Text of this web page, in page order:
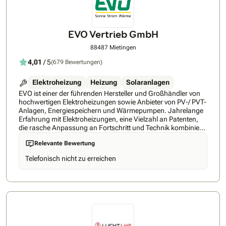
EVO Vertrieb GmbH
88487 Mietingen
4,01 / 5(679 Bewertungen)
Elektroheizung Heizung
Solaranlagen
EVO ist einer der führenden Hersteller und Großhändler von
hochwertigen Elektroheizungen sowie Anbieter von PV-/ PVT-
Anlagen, Energiespeichern und Wärmepumpen. Jahrelange
Erfahrung mit Elektroheizungen, eine Vielzahl an Patenten,
die rasche Anpassung an Fortschritt und Technik kombiniert
mit der optimalen Betreuung der Kunden, haben EVO zu
einem der Marktführer gemacht. • EVO gibt auf alle
Heizkörper 30 Jahre Garantie. Dies zeichnet die hohe Qualität
der Heizungen wieder. • Alle Heizungen werden regelmäßig
durch den TÜV und den VDE geprüft, um die Qualität
kompetenten Kundenservice. EVO ist im gesamten
Montageteams präsent. • PV-Anlage und Energiespeicher
Relevante Bewertung
Telefonisch nicht zu erreichen